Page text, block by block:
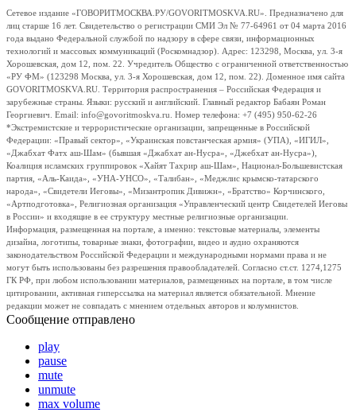
Сетевое издание «ГОВОРИТМОСКВА.РУ/GOVORITMOSKVA.RU». Предназначено для
лиц старше 16 лет. Свидетельство о регистрации СМИ Эл № 77-64961 от 04 марта 2016
года выдано Федеральной службой по надзору в сфере связи, информационных
технологий и массовых коммуникаций (Роскомнадзор). Адрес: 123298, Москва, ул. 3-я
Хорошевская, дом 12, пом. 22. Учредитель Общество с ограниченной ответственностью
«РУ ФМ» (123298 Москва, ул. 3-я Хорошевская, дом 12, пом. 22). Доменное имя сайта
GOVORITMOSKVA.RU. Территория распространения – Российская Федерация и
зарубежные страны. Языки: русский и английский. Главный редактор Бабаян Роман
Георгиевич. Email: info@govoritmoskva.ru. Номер телефона: +7 (495) 950-62-26
*Экстремистские и террористические организации, запрещенные в Российской
Федерации: «Правый сектор», «Украинская повстанческая армия» (УПА), «ИГИЛ»,
«Джабхат Фатх аш-Шам» (бывшая «Джабхат ан-Нусра», «Джебхат ан-Нусра»),
Коалиция исламских группировок «Хайят Тахрир аш-Шам», Национал-Большевистская
партия, «Аль-Каида», «УНА-УНСО», «Талибан», «Меджлис крымско-татарского
народа», «Свидетели Иеговы», «Мизантропик Дивижн», «Братство» Корчинского,
«Артподготовка», Религиозная организация «Управленческий центр Свидетелей Иеговы
в России» и входящие в ее структуру местные религиозные организации.
Информация, размещенная на портале, а именно: текстовые материалы, элементы
дизайна, логотипы, товарные знаки, фотографии, видео и аудио охраняются
законодательством Российской Федерации и международными нормами права и не
могут быть использованы без разрешения правообладателей. Согласно ст.ст. 1274,1275
ГК РФ, при любом использовании материалов, размещенных на портале, в том числе
цитировании, активная гиперссылка на материал является обязательной. Мнение
редакции может не совпадать с мнением отдельных авторов и колумнистов.
Сообщение отправлено
play
pause
mute
unmute
max volume